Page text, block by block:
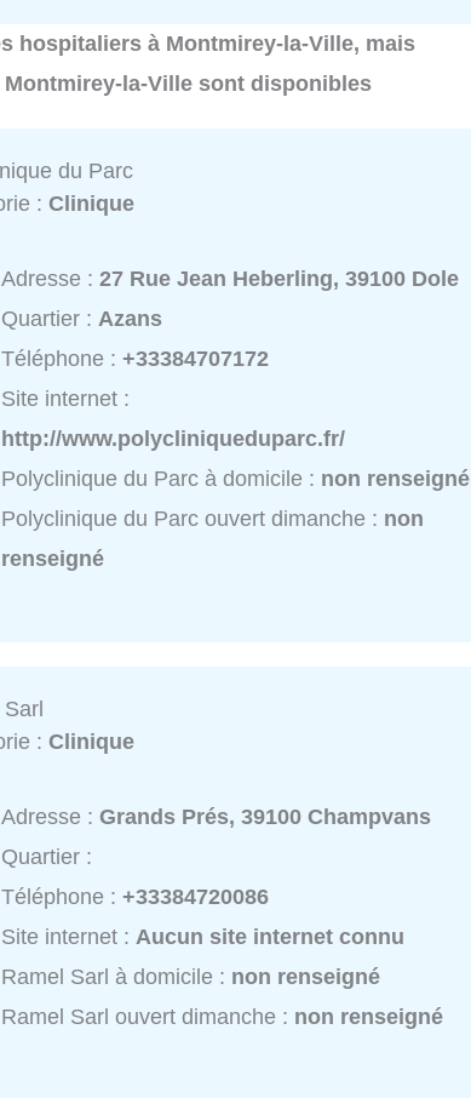
hospitaliers à Montmirey-la-Ville, mais
la-Ville sont disponibles
du Parc
:Clinique
Adresse :27 Rue Jean Heberling, 39100 Dole
Quartier :Azans
Téléphone :+33384707172
Site internet :
http://www.polycliniqueduparc.fr/
Polyclinique du Parc à domicile : non renseigné
Polyclinique du Parc ouvert dimanche : non
renseigné
:Clinique
Adresse :Grands Prés, 39100 Champvans
Quartier :
Téléphone :+33384720086
Site internet : Aucun site internet connu
Ramel Sarl à domicile : non renseigné
Ramel Sarl ouvert dimanche : non renseigné